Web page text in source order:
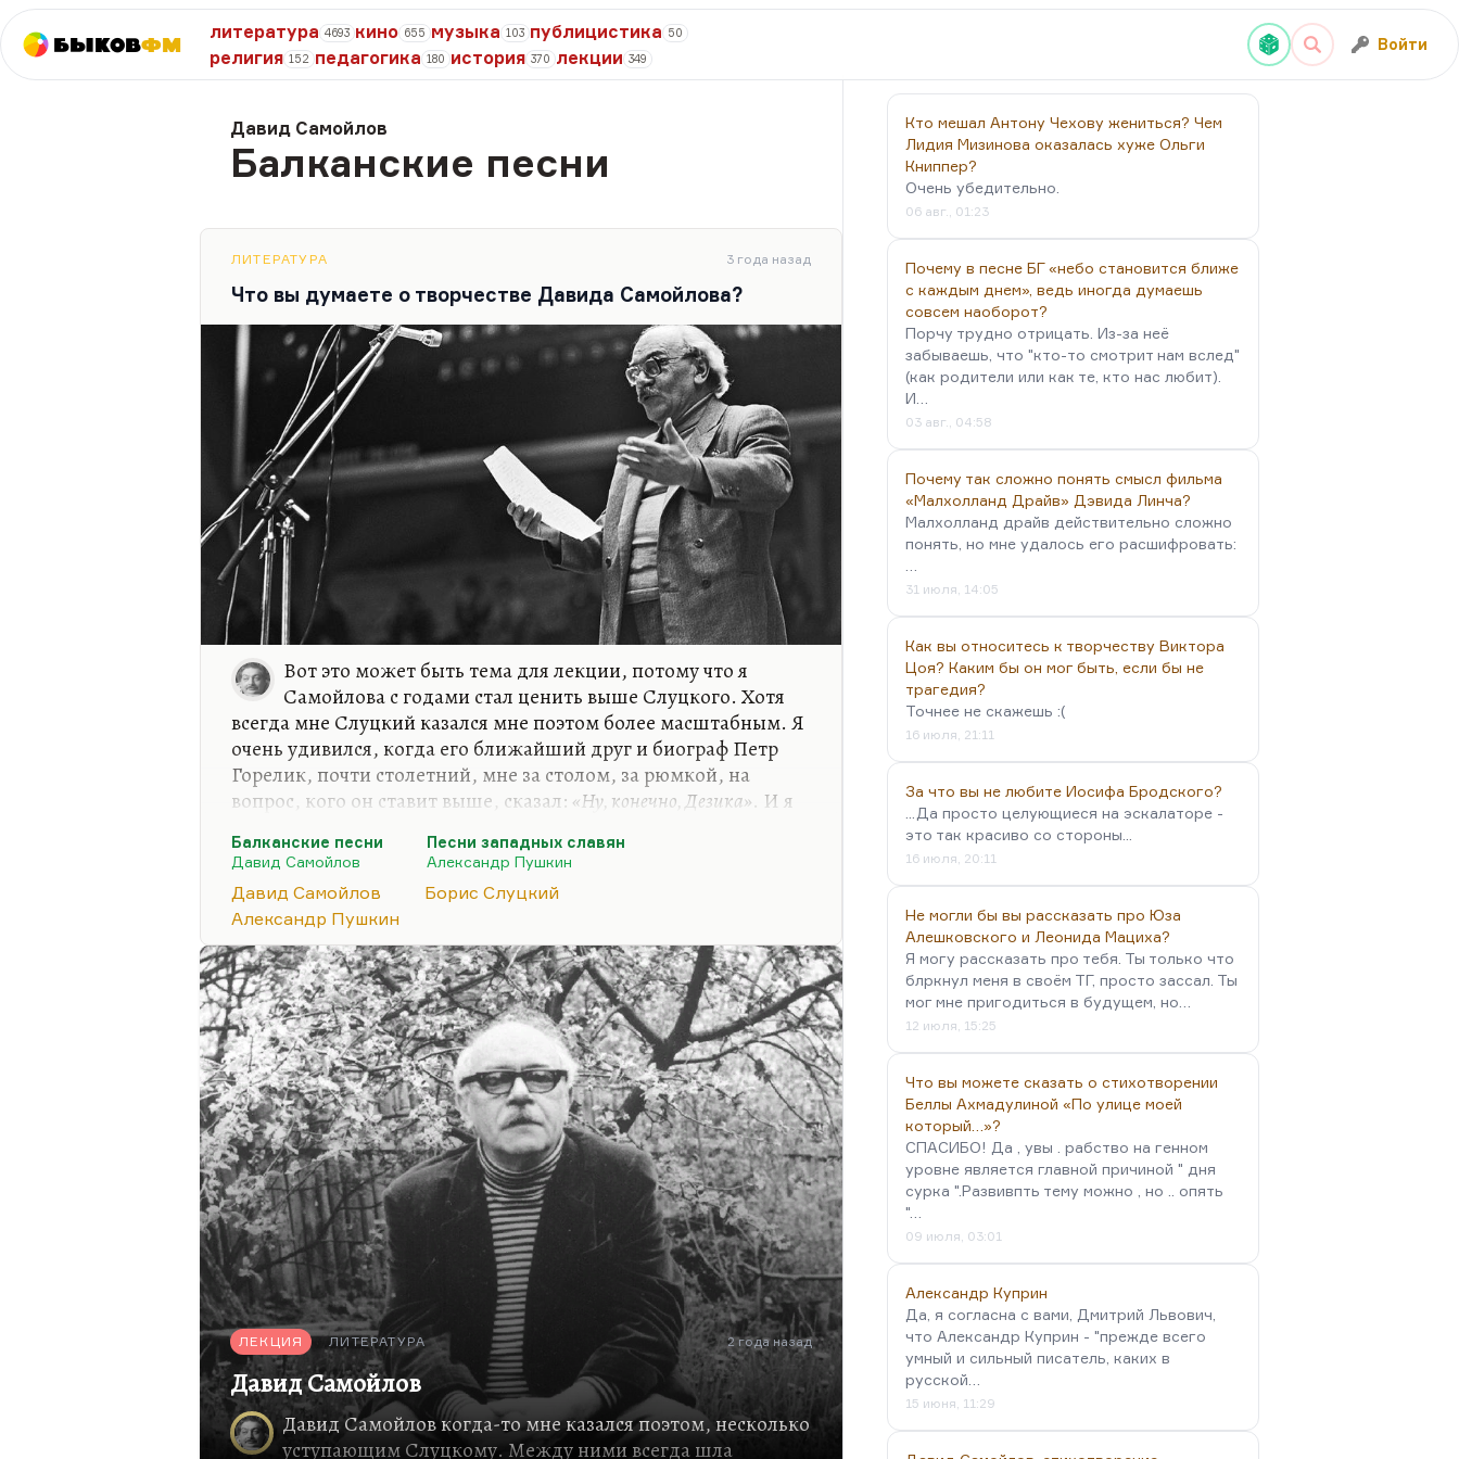
БыковФМ
литература 4693 кино 655 музыка 103 публицистика 50
религия 152 педагогика 180 история 370 лекции 349
Войти
Давид Самойлов
Балканские песни
ЛИТЕРАТУРА 3 года назад
Что вы думаете о творчестве Давида Самойлова?
Вот это может быть тема для лекции, потому что я
Самойлова с годами стал ценить выше Слуцкого. Хотя
всегда мне Слуцкий казался мне поэтом более масштабным. Я
очень удивился, когда его ближайший друг и биограф Петр
Горелик, почти столетний, мне за столом, за рюмкой, на
вопрос, кого он ставит выше, сказал: «Ну, конечно, Дезика». И я
Самойлова, за которой стояла его глубокая тяжесть
внутреннего опыта, его жизни, божественная легкость его —
это все-таки выше воловьих жил Слуцкого. Помните:
По струнам из воловьих жил
Бряцает он на хриплой лире
О том, как напряженно жил,
Чтоб след оставить в этом…
Балканские песни
Давид Самойлов
Песни западных славян
Александр Пушкин
Давид Самойлов
Борис Слуцкий
Александр Пушкин
ЛЕКЦИЯ ЛИТЕРАТУРА 2 года назад
Давид Самойлов
Давид Самойлов когда-то мне казался поэтом, несколько
уступающим Слуцкому. Между ними всегда шла
Кто мешал Антону Чехову жениться? Чем
Лидия Мизинова оказалась хуже Ольги
Книппер?
Очень убедительно.
06 авг., 01:23
Почему в песне БГ «небо становится ближе
с каждым днем», ведь иногда думаешь
совсем наоборот?
Порчу трудно отрицать. Из-за неё
забываешь, что "кто-то смотрит нам вслед"
(как родители или как те, кто нас любит).
И…
03 авг., 04:58
Почему так сложно понять смысл фильма
«Малхолланд Драйв» Дэвида Линча?
Малхолланд драйв действительно сложно
понять, но мне удалось его расшифровать:
31 июля, 14:05
Как вы относитесь к творчеству Виктора
Цоя? Каким бы он мог быть, если бы не
трагедия?
Точнее не скажешь :(
16 июля, 21:11
За что вы не любите Иосифа Бродского?
...Да просто целующиеся на эскалаторе -
это так красиво со стороны...
16 июля, 20:11
Не могли бы вы рассказать про Юза
Алешковского и Леонида Мациха?
Я могу рассказать про тебя. Ты только что
блркнул меня в своём ТГ, просто зассал. Ты
мог мне пригодиться в будущем, но…
12 июля, 15:25
Что вы можете сказать о стихотворении
Беллы Ахмадулиной «По улице моей
который…»?
СПАСИБО! Да , увы . рабство на генном
уровне является главной причиной " дня
сурка ".Развивпть тему можно , но .. опять
"…
09 июля, 03:01
Александр Куприн
Да, я согласна с вами, Дмитрий Львович,
что Александр Куприн - "прежде всего
умный и сильный писатель, каких в
русской…
15 июня, 11:29